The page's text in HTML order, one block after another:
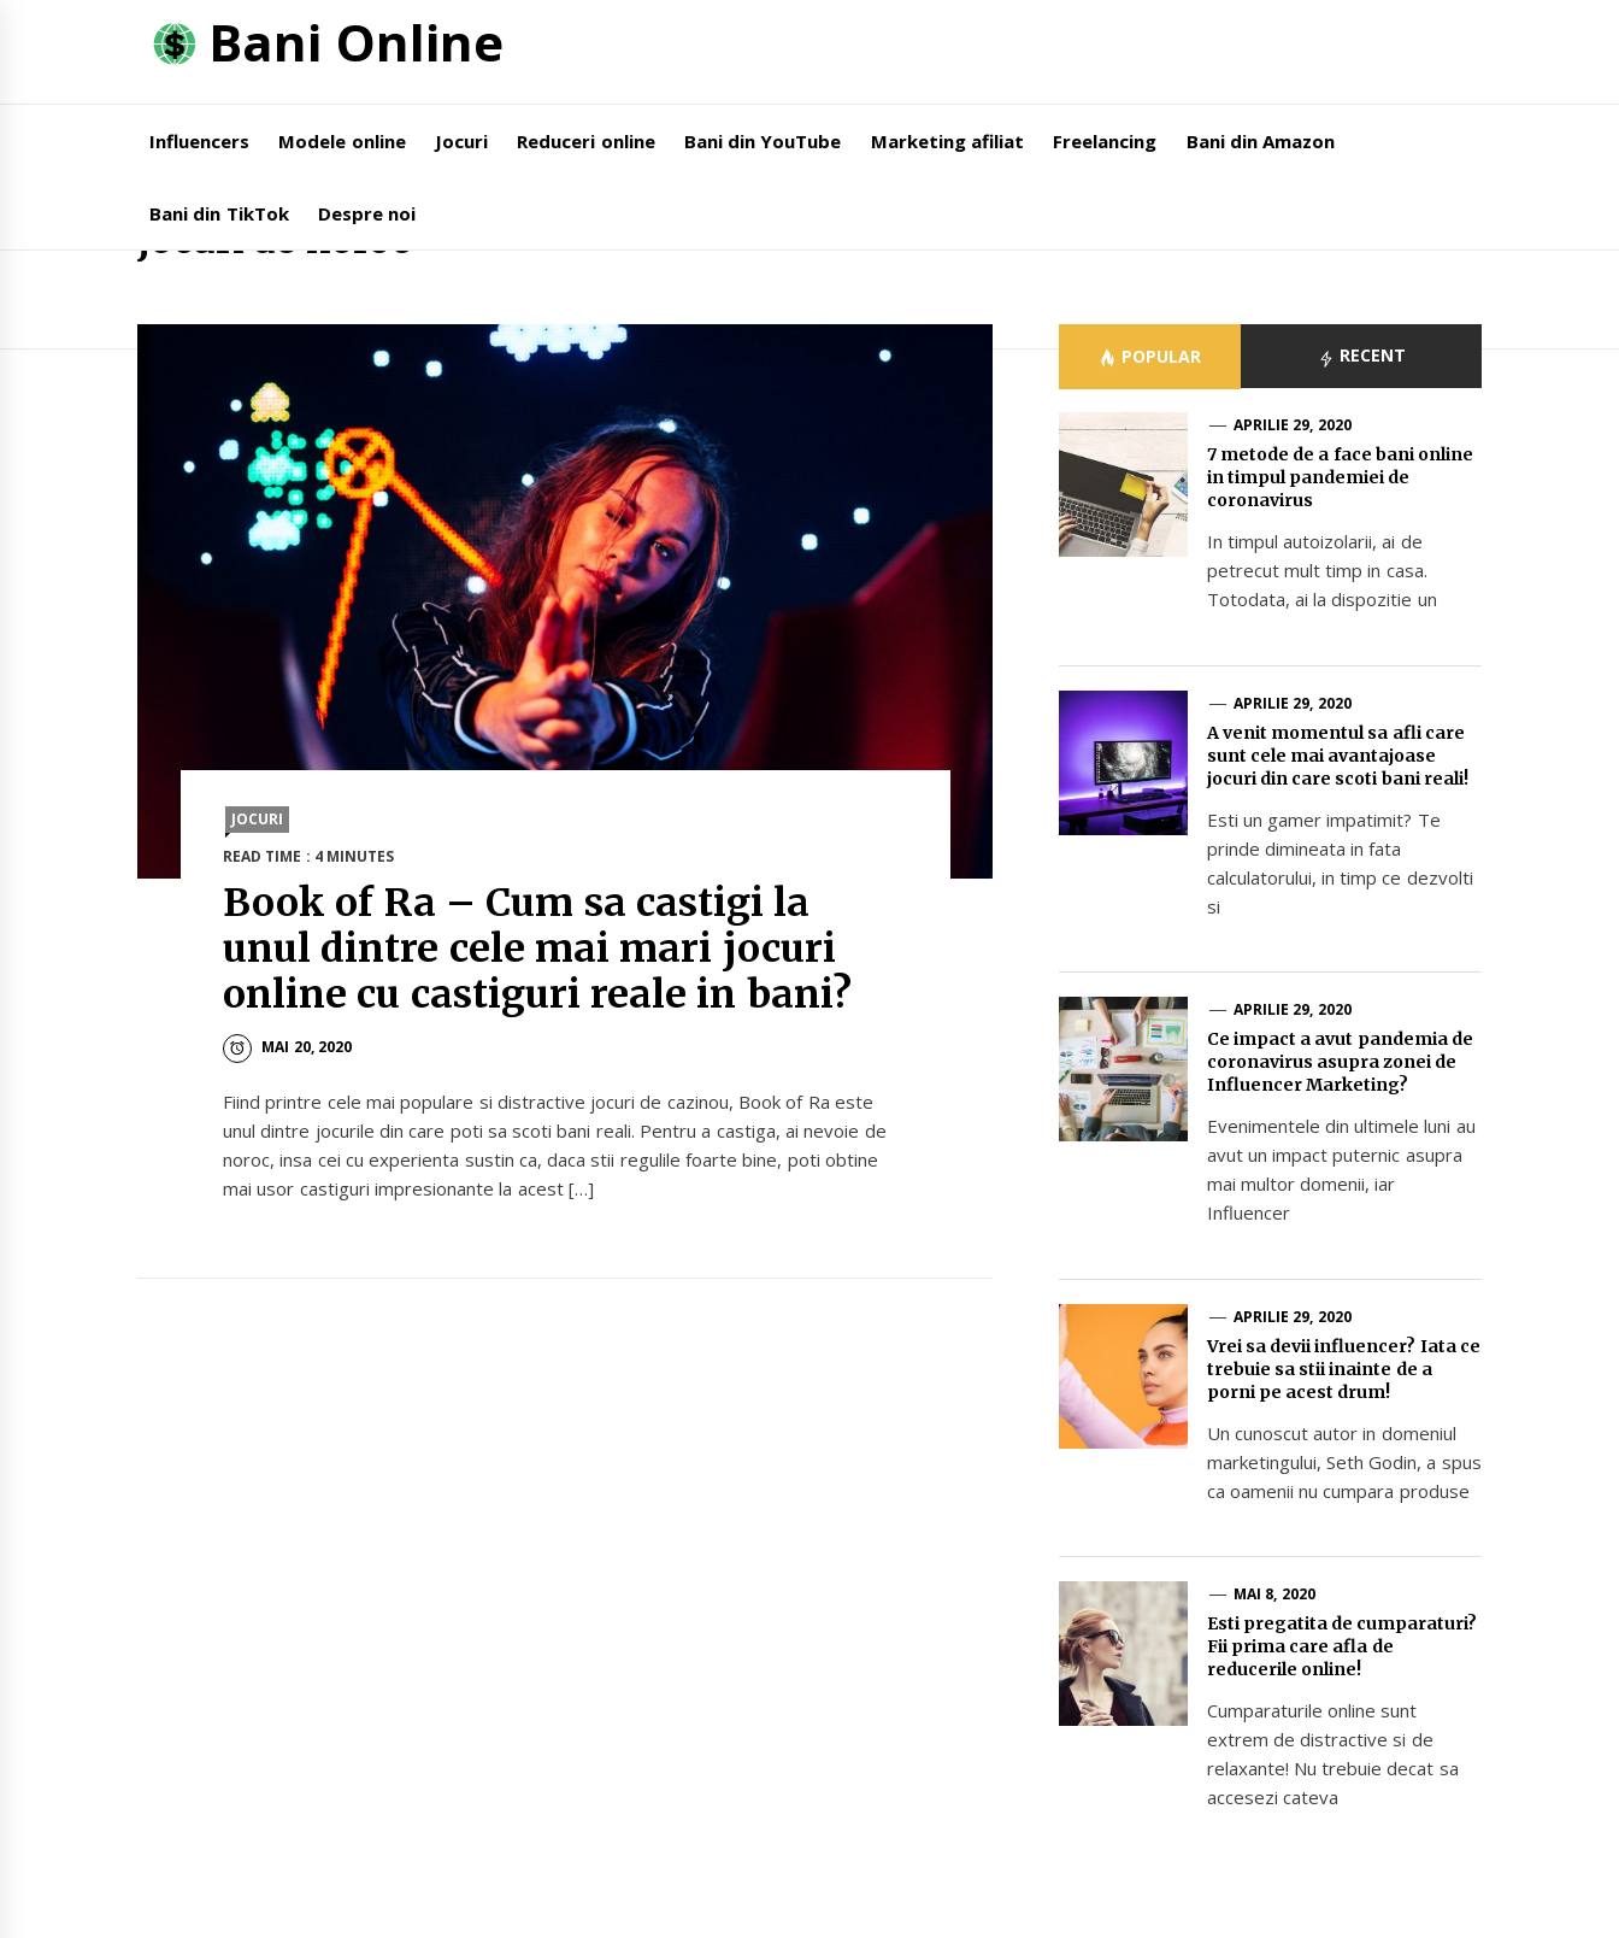
Bani Online
Influencers Modele online Jocuri Reduceri online Bani din YouTube Marketing afiliat Freelancing Bani din Amazon
Bani din TikTok Despre noi
Home jocuri de noroc
jocuri de noroc
JOCURI
READ TIME : 4 MINUTES
Book of Ra – Cum sa castigi la
unul dintre cele mai mari jocuri
online cu castiguri reale in bani?
MAI 20, 2020
Fiind printre cele mai populare si distractive jocuri de cazinou, Book of Ra este
unul dintre jocurile din care poti sa scoti bani reali. Pentru a castiga, ai nevoie de
noroc, insa cei cu experienta sustin ca, daca stii regulile foarte bine, poti obtine
mai usor castiguri impresionante la acest […]
POPULAR RECENT
APRILIE 29, 2020
7 metode de a face bani online
in timpul pandemiei de
coronavirus
In timpul autoizolarii, ai de
petrecut mult timp in casa.
Totodata, ai la dispozitie un
APRILIE 29, 2020
A venit momentul sa afli care
sunt cele mai avantajoase
jocuri din care scoti bani reali!
Esti un gamer impatimit? Te
prinde dimineata in fata
calculatorului, in timp ce dezvolti
si
APRILIE 29, 2020
Ce impact a avut pandemia de
coronavirus asupra zonei de
Influencer Marketing?
Evenimentele din ultimele luni au
avut un impact puternic asupra
mai multor domenii, iar
Influencer
APRILIE 29, 2020
Vrei sa devii influencer? Iata ce
trebuie sa stii inainte de a
porni pe acest drum!
Un cunoscut autor in domeniul
marketingului, Seth Godin, a spus
ca oamenii nu cumpara produse
MAI 8, 2020
Esti pregatita de cumparaturi?
Fii prima care afla de
reducerile online!
Cumparaturile online sunt
extrem de distractive si de
relaxante! Nu trebuie decat sa
accesezi cateva